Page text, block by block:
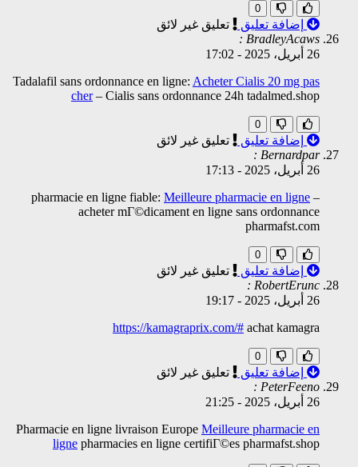
0
إضافة تعليق
تعليق غير لائق
BradleyAcaws :
26 أبريل، 2025
-
17:02
Tadalafil sans ordonnance en ligne: Acheter Cialis 20 mg pas
cher– Cialis sans ordonnance 24h tadalmed.shop
0
إضافة تعليق
تعليق غير لائق
Bernardpar :
26 أبريل، 2025
-
17:13
pharmacie en ligne fiable: Meilleure pharmacie en ligne –
acheter mГ©dicament en ligne sans ordonnance
pharmafst.com
0
إضافة تعليق
تعليق غير لائق
RobertErunc :
26 أبريل، 2025
-
19:17
https://kamagraprix.com/# achat kamagra
0
إضافة تعليق
تعليق غير لائق
PeterFeeno :
26 أبريل، 2025
-
21:25
Pharmacie en ligne livraison Europe Meilleure pharmacie en
ligne pharmacies en ligne certifiГ©es pharmafst.shop